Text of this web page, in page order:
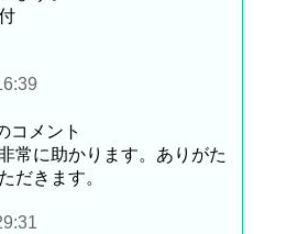
コメント
常に助かります。ありがた
だきます。